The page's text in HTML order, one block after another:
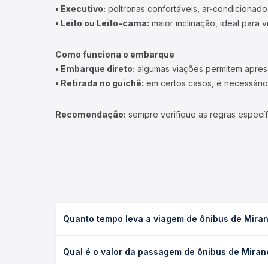
• Executivo: poltronas confortáveis, ar-
• Leito ou Leito-cama: maior inclinação, ideal para
Como funciona o embarque
• Embarque direto: algumas viações permitem
• Retirada no guichê: em certos casos, é
Recomendação: sempre verifique as regras
Quanto tempo leva a viagem de ônibus de
leito) e as condições de tráfego. Na Quero
Qual é o valor da passagem de ônibus de